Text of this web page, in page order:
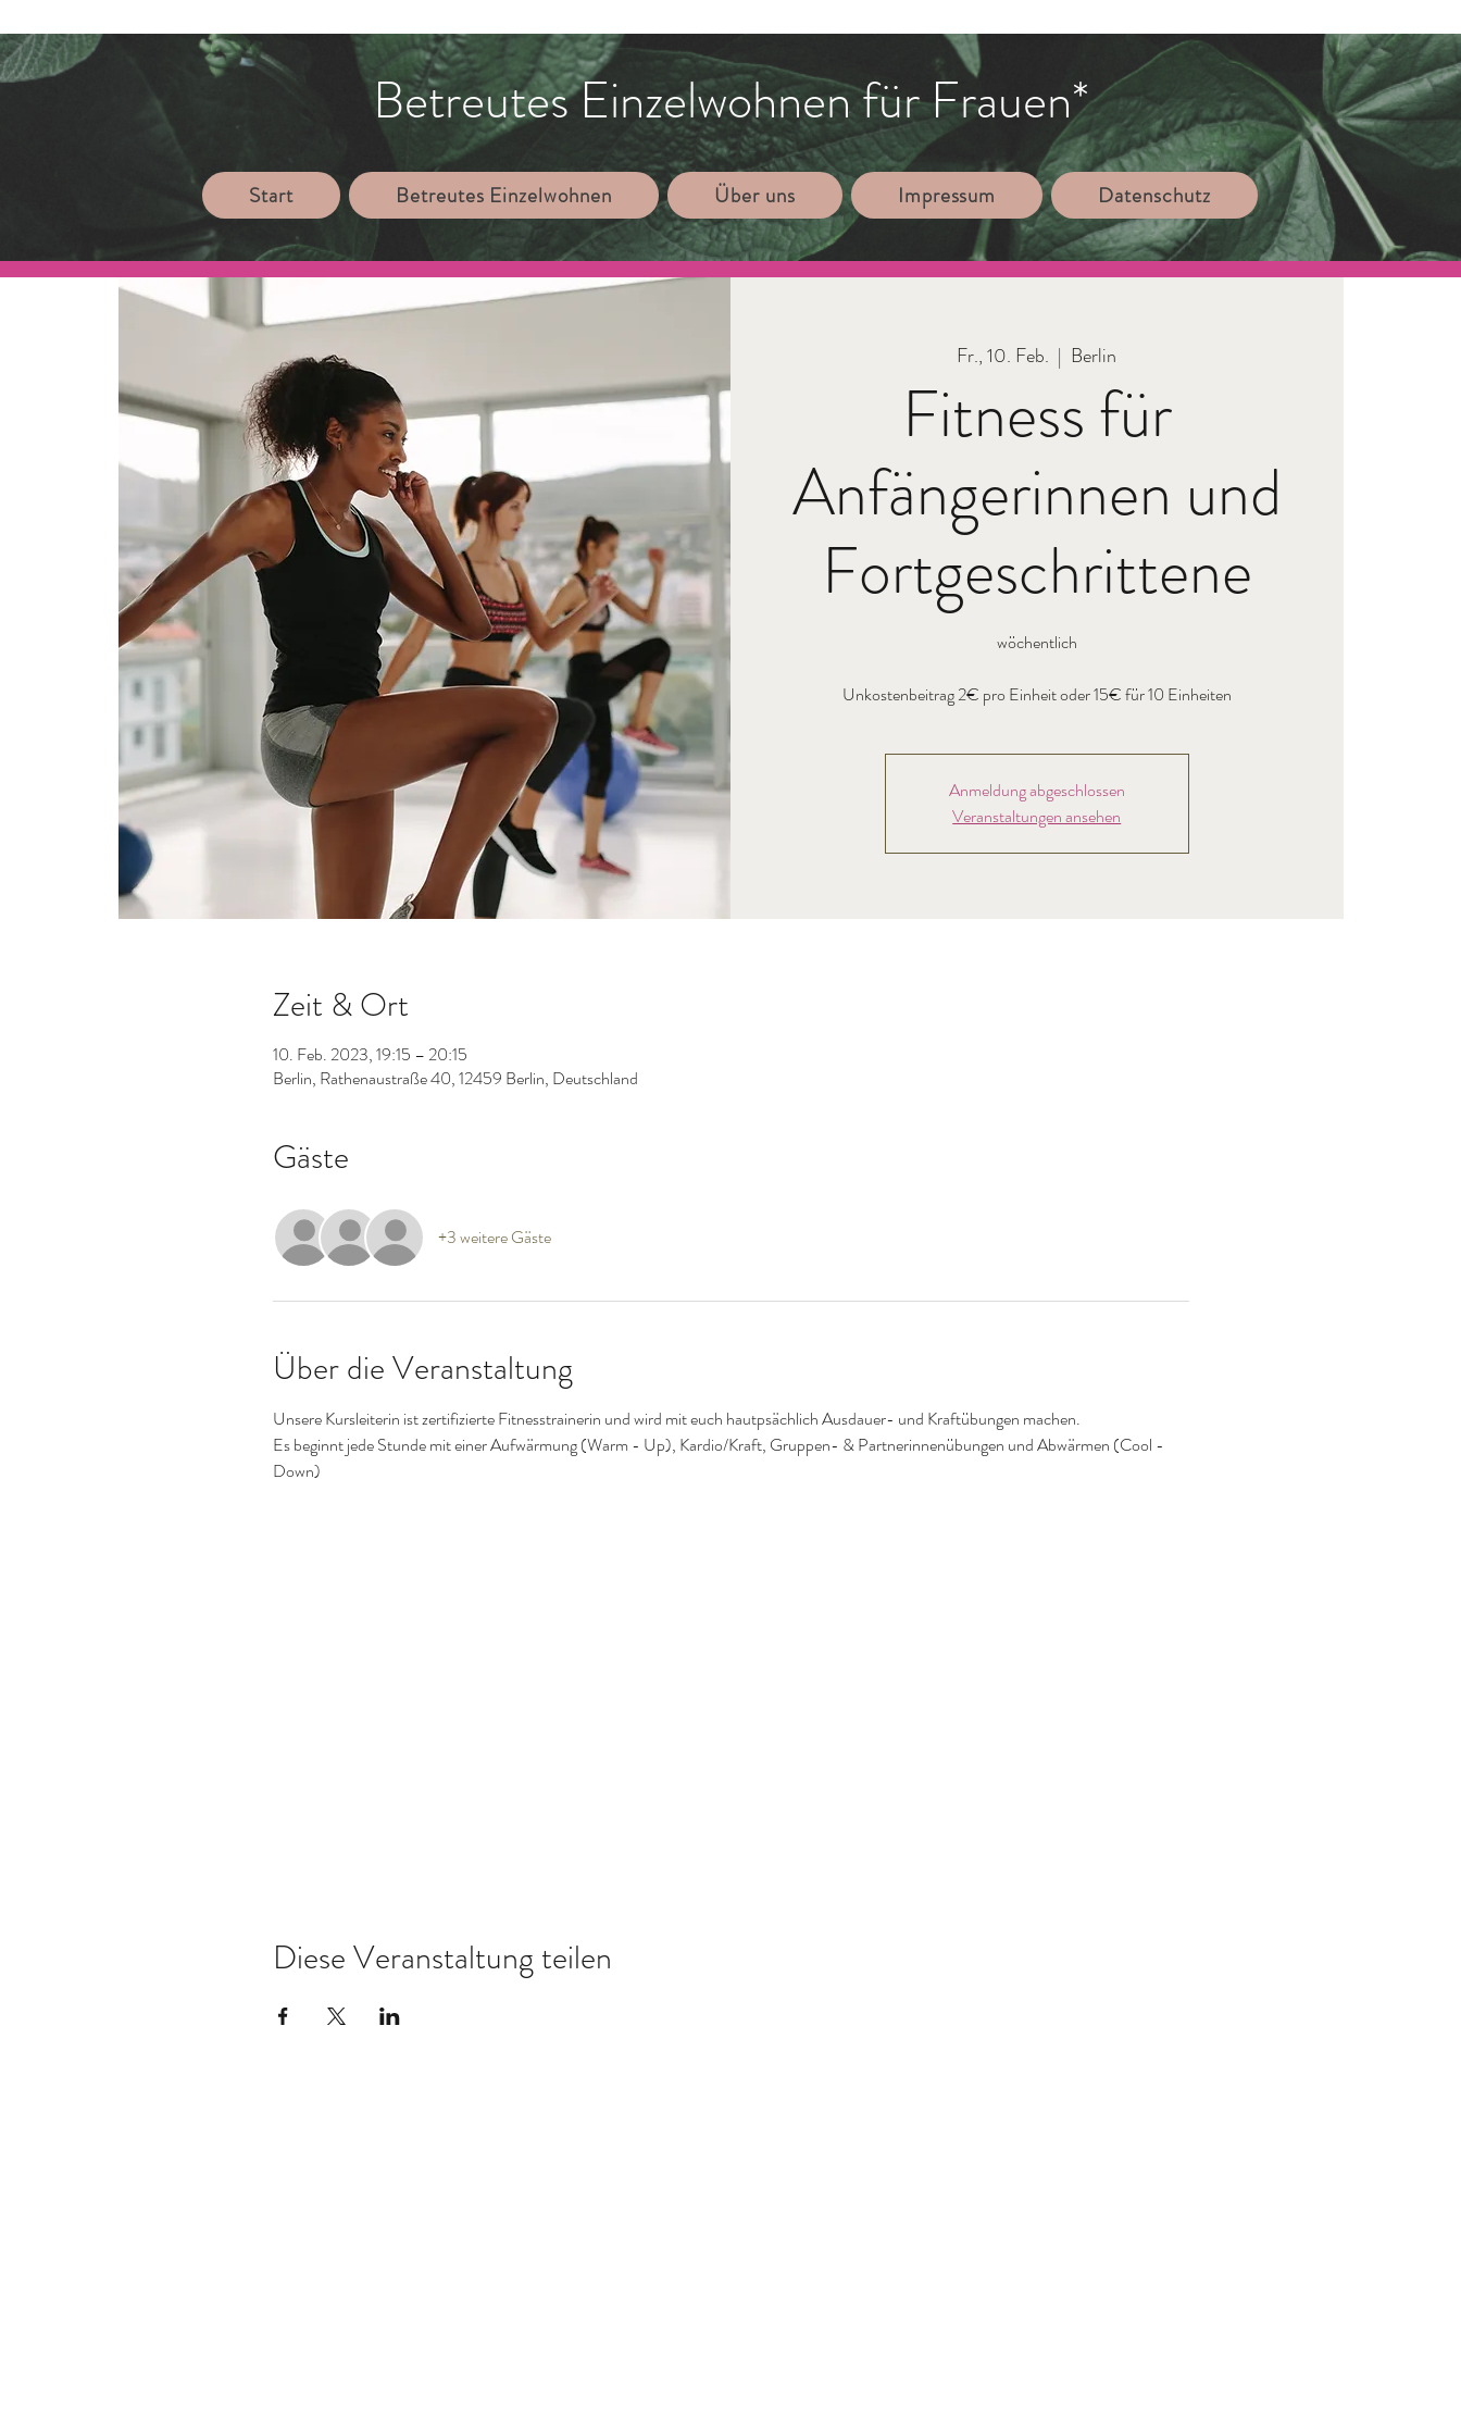
Betreutes Einzelwohnen für Frauen*
Start Betreutes Einzelwohnen Über uns Impressum Datenschutz
Fr., 10. Feb.
  |
Berlin
Fitness für
Anfängerinnen und
Fortgeschrittene
wöchentlich
Anmeldung abgeschlossen
Veranstaltungen ansehen
Zeit & Ort
10. Feb. 2023, 19:15 – 20:15
Berlin, Rathenaustraße 40, 12459 Berlin, Deutschland
Gäste
+3 weitere Gäste
Über die Veranstaltung
Unsere Kursleiterin ist zertifizierte Fitnesstrainerin und wird mit euch hautpsächlich Ausdauer- und Kraftübungen machen.
Es beginnt jede Stunde mit einer Aufwärmung (Warm - Up), Kardio/Kraft, Gruppen- & Partnerinnenübungen und Abwärmen (Cool -
Down)
Diese Veranstaltung teilen